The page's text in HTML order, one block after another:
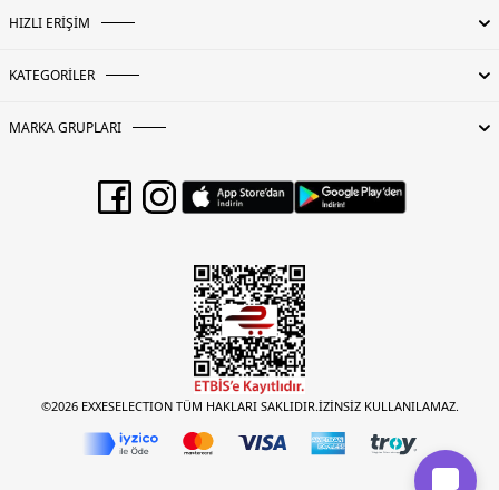
HIZLI ERİŞİM
KATEGORİLER
MARKA GRUPLARI
©2026 EXXESELECTION TÜM HAKLARI SAKLIDIR.İZİNSİZ KULLANILAMAZ.